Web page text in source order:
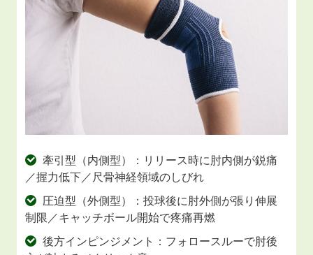
牽引型（内側型）：リリース時に肘内側が鋭痛
／握力低下／尺骨神経領域のしびれ
圧迫型（外側型）：投球後に肘外側が張り伸展
制限／キャッチボール開始で疼痛再燃
後方インピンジメント：フォロースルーで肘後